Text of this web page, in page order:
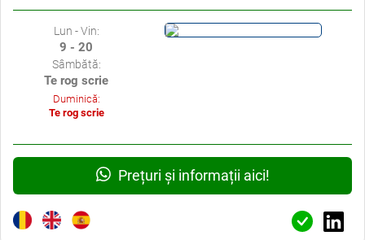
Lun - Vin:
9 - 20
Sâmbătă:
Te rog scrie
Duminică:
Te rog scrie
Prețuri și informații aici!